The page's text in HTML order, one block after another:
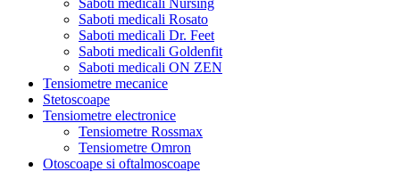
Saboti medicali Nursing
Saboti medicali Rosato
Saboti medicali Dr. Feet
Saboti medicali Goldenfit
Saboti medicali ON ZEN
Tensiometre mecanice
Stetoscoape
Tensiometre electronice
Tensiometre Rossmax
Tensiometre Omron
Otoscoape si oftalmoscoape